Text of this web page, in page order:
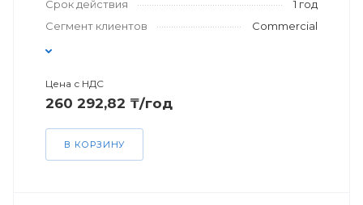
Срок действия
1 год
Сегмент клиентов
Commercial
Цена с НДС
260 292,82 ₸/год
В КОРЗИНУ